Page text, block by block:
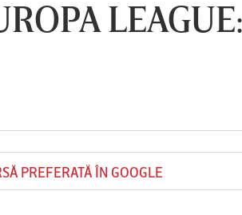
PREFERATĂ ÎN GOOGLE
Vs